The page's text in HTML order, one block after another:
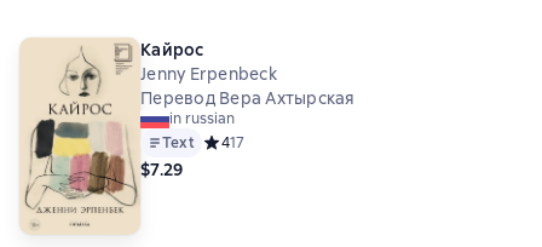
Кайрос
Jenny Erpenbeck
Перевод Вера Ахтырская
in russian
Text Средний рейтинг 4 на основе 17 оценок
417
$7.29